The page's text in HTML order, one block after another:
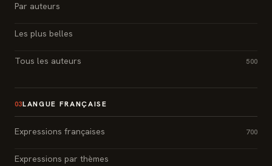
Par auteurs
Les plus belles
Tous les auteurs 500
03LANGUE FRANÇAISE
Expressions françaises 700
Expressions par thèmes